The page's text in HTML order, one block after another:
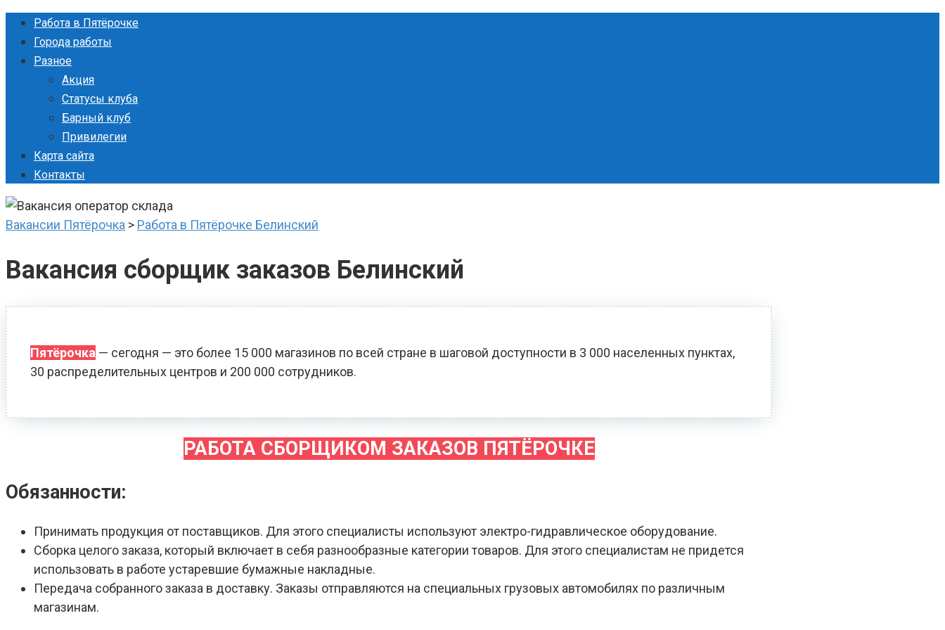
Перейти
контенту
Работа в Пятёрочке
Города работы
Разное
Акция
Статусы клуба
Барный клуб
Привилегии
Карта сайта
Контакты
Вакансии Пятёрочка > Работа в Пятёрочке Белинский
Вакансия сборщик заказов Белинский
Пятёрочка — сегодня — это более 15 000 магазинов по всей стране в шаговой доступности в 3 000 населенных пунктах,
30 распределительных центров и 200 000 сотрудников.
РАБОТА СБОРЩИКОМ ЗАКАЗОВ ПЯТЁРОЧКЕ
Обязанности:
Принимать продукция от поставщиков. Для этого специалисты используют электро-гидравлическое оборудование.
Сборка целого заказа, который включает в себя разнообразные категории товаров. Для этого специалистам не придется
использовать в работе устаревшие бумажные накладные.
Передача собранного заказа в доставку. Заказы отправляются на специальных грузовых автомобилях по различным
магазинам.